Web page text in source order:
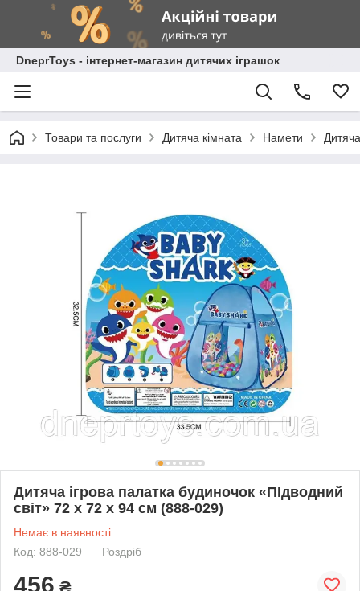
DneprToys - інтернет-магазин дитячих іграшок
Товари та послуги Дитяча кімната Намети
Дитяча ігрова палатка будиночок «ПІдводний
світ» 72 х 72 х 94 см (888-029)
Немає в наявності
Код: 888-029
Роздріб
456